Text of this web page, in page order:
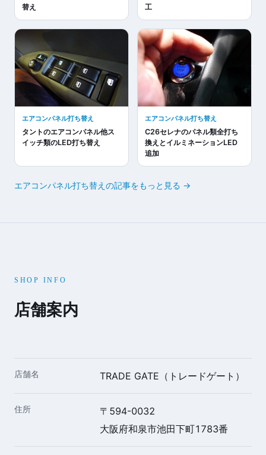
替え
工
エアコンパネル打ち替え
タントのエアコンパネル他ス
イッチ類のLED打ち替え
エアコンパネル打ち替え
C26セレナのパネル類全打ち
換えとイルミネーションLED
追加
エアコンパネル打ち替えの記事をもっと見る →
SHOP INFO
店舗案内
店舗名 TRADE GATE（トレードゲート）
住所
〒594-0032
大阪府和泉市池田下町1783番